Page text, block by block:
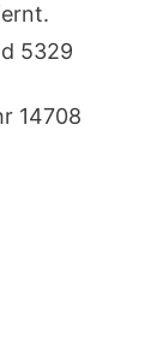
5329
14708